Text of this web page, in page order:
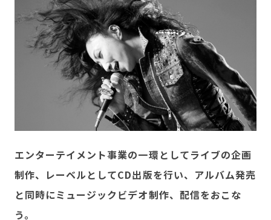
エンターテイメント事業の一環としてライブの企画
制作、レーベルとしてCD出版を行い、アルバム発売
と同時にミュージックビデオ制作、配信をおこな
う。